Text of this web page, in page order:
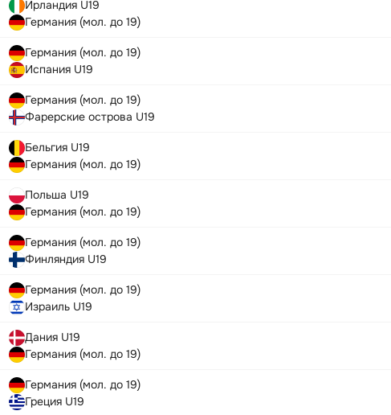
Ирландия U19
Германия (мол. до 19)
Германия (мол. до 19)
Испания U19
Германия (мол. до 19)
Фарерские острова U19
Бельгия U19
Германия (мол. до 19)
Польша U19
Германия (мол. до 19)
Германия (мол. до 19)
Финляндия U19
Германия (мол. до 19)
Израиль U19
Дания U19
Германия (мол. до 19)
Германия (мол. до 19)
Греция U19